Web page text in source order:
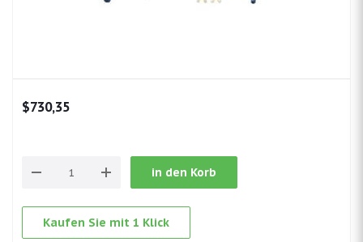
$730,35
in den Korb
Kaufen Sie mit 1 Klick